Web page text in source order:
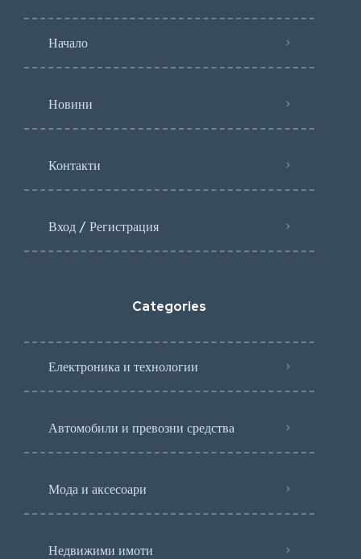
Начало
Новини
Контакти
Вход / Регистрация
Categories
Електроника и технологии
Автомобили и превозни средства
Мода и аксесоари
Недвижими имоти